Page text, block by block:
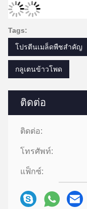
ติดต่อ
ติดต่อ:
โทรศัพท์:
แฟ็กซ์:
Tags:
โปรตีนเมล็ดพืชสําคัญ
กลูเตนข้าวโพด